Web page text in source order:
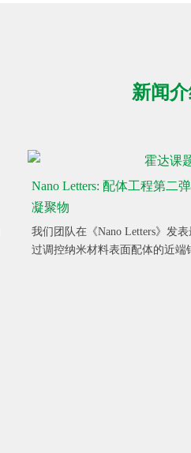
新闻
Nano Letters: 配体工程第
凝聚物
我们团队在《Nano Letters》发
过调控纳米材料表面配体的近端